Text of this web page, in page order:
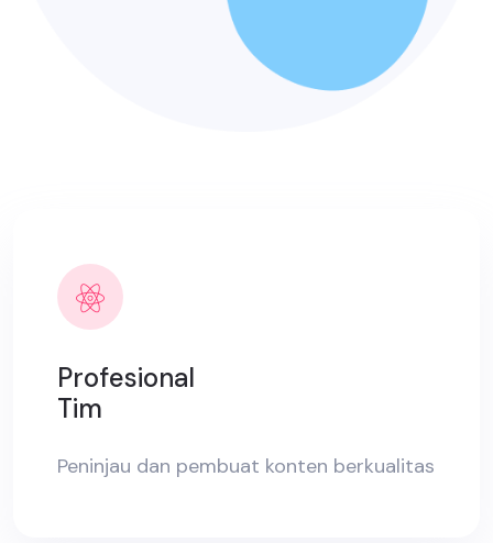
Profesional
Tim
Peninjau dan pembuat konten berkualitas